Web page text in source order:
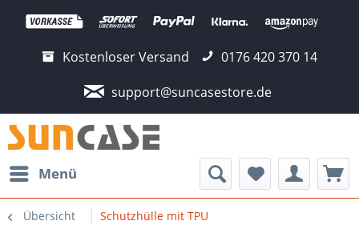
Kostenloser Versand
0176 420 370 14
support@suncasestore.de
Menü
Übersicht Schutzhülle mit TPU